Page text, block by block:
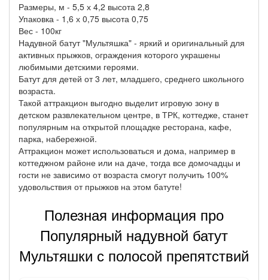
Размеры, м - 5,5 х 4,2 высота 2,8
Упаковка - 1,6 х 0,75 высота 0,75
Вес - 100кг
Надувной батут "Мультяшка" - яркий и оригинальный для
активных прыжков, ограждения которого украшены
любимыми детскими героями.
Батут для детей от 3 лет, младшего, среднего школьного
возраста.
Такой аттракцион выгодно выделит игровую зону в
детском развлекательном центре, в ТРК, коттедже, станет
популярным на открытой площадке ресторана, кафе,
парка, набережной.
Аттракцион может использоваться и дома, например в
коттеджном районе или на даче, тогда все домочадцы и
гости не зависимо от возраста смогут получить 100%
удовольствия от прыжков на этом батуте!
Полезная информация про
Популярный надувной батут
Мультяшки с полосой препятствий